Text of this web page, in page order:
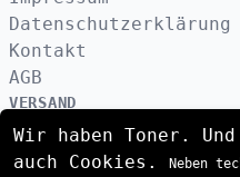
Datenschutzerklärung
Kontakt
AGB
VERSAND
Wir haben Toner.
auch Cookies.
Neben